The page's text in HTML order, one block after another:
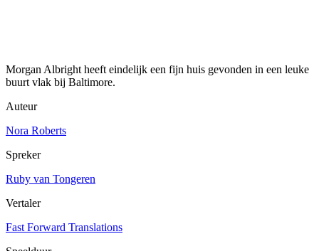
Morgan Albright heeft eindelijk een fijn huis gevonden in een leuke
buurt vlak bij Baltimore.
Auteur
Nora Roberts
Spreker
Ruby van Tongeren
Vertaler
Fast Forward Translations